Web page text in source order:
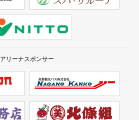
アリーナスポンサー